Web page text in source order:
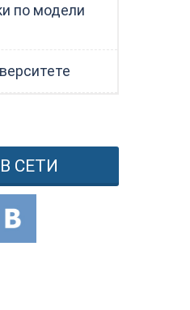
по модели
СЕТИ